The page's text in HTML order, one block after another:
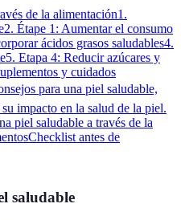
de la alimentación1.
2. Étape 1: Aumentar el consumo
ácidos grasos saludables4.
5. Etapa 4: Reducir azúcares y
y cuidados
para una piel saludable,
impacto en la salud de la piel.
piel saludable a través de la
Checklist antes de
saludable